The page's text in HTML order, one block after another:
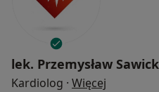
lek. Przemysław
Kardiolog · Więcej